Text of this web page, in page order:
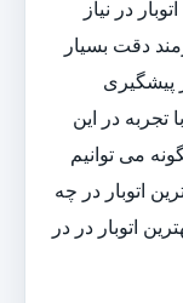
در نیاز
دقت بسیار
پیشگیری
در این
می توانیم
اتوبار در چه
اتوبار در در